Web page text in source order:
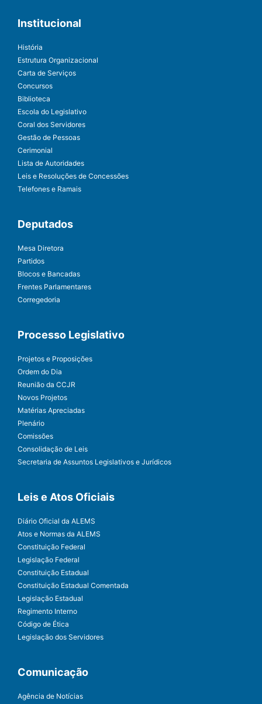
Institucional
História
Estrutura Organizacional
Carta de Serviços
Concursos
Biblioteca
Escola do Legislativo
Coral dos Servidores
Gestão de Pessoas
Cerimonial
Lista de Autoridades
Leis e Resoluções de Concessões
Telefones e Ramais
Deputados
Mesa Diretora
Partidos
Blocos e Bancadas
Frentes Parlamentares
Corregedoria
Processo Legislativo
Projetos e Proposições
Ordem do Dia
Reunião da CCJR
Novos Projetos
Matérias Apreciadas
Plenário
Comissões
Consolidação de Leis
Secretaria de Assuntos Legislativos e Jurídicos
Leis e Atos Oficiais
Diário Oficial da ALEMS
Atos e Normas da ALEMS
Constituição Federal
Legislação Federal
Constituição Estadual
Constituição Estadual Comentada
Legislação Estadual
Regimento Interno
Código de Ética
Legislação dos Servidores
Comunicação
Agência de Notícias